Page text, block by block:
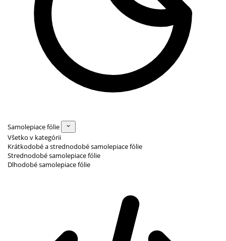
Samolepiace fólie
Všetko v kategórii
Krátkodobé a strednodobé samolepiace fólie
Strednodobé samolepiace fólie
Dlhodobé samolepiace fólie